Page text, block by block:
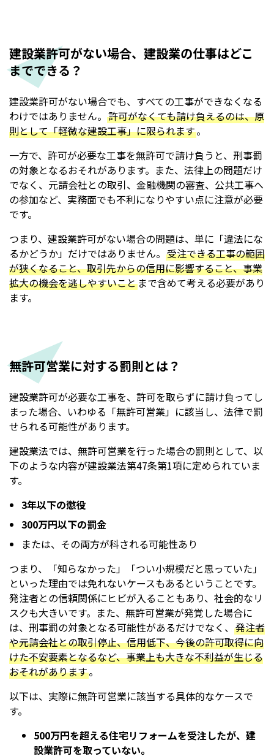
建設業許可がない場合、建設業の仕事はどこ
までできる？
建設業許可がない場合でも、すべての工事ができなくなる
わけではありません。 許可がなくても請け負えるのは、原
則として「軽微な建設工事」に限られます。
一方で、許可が必要な工事を無許可で請け負うと、刑事罰
の対象となるおそれがあります。また、法律上の問題だけ
でなく、元請会社との取引、金融機関の審査、公共工事へ
の参加など、実務面でも不利になりやすい点に注意が必要
です。
つまり、建設業許可がない場合の問題は、単に「違法にな
るかどうか」だけではありません。 受注できる工事の範囲
が狭くなること、取引先からの信用に影響すること、事業
拡大の機会を逃しやすいこと まで含めて考える必要があり
ます。
無許可営業に対する罰則とは？
建設業許可が必要な工事を、許可を取らずに請け負ってし
まった場合、いわゆる「無許可営業」に該当し、法律で罰
せられる可能性があります。
建設業法では、無許可営業を行った場合の罰則として、以
下のような内容が建設業法第47条第1項に定められていま
す。
3年以下の懲役
300万円以下の罰金
または、その両方が科される可能性あり
つまり、「知らなかった」「つい小規模だと思っていた」
といった理由では免れないケースもあるということです。
発注者との信頼関係にヒビが入ることもあり、社会的なリ
スクも大きいです。また、無許可営業が発覚した場合に
は、刑事罰の対象となる可能性があるだけでなく、 発注者
や元請会社との取引停止、信用低下、今後の許可取得に向
けた不安要素となるなど、事業上も大きな不利益が生じる
おそれがあります。
以下は、実際に無許可営業に該当する具体的なケースで
す。
500万円を超える住宅リフォームを受注したが、建
設業許可を取っていない。